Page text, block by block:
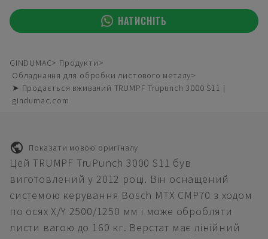
НАТИСНІТЬ
GINDUMAC
Продукти
Обладнання для обробки листового металу
➤ Продається вживаний TRUMPF Trupunch 3000 S11 |
gindumac.com
Показати мовою оригіналу
Цей TRUMPF TruPunch 3000 S11 був
виготовлений у 2012 році. Він оснащений
системою керування Bosch MTX CMP70 з ходом
по осях X/Y 2500/1250 мм і може обробляти
листи вагою до 160 кг. Верстат має лінійний